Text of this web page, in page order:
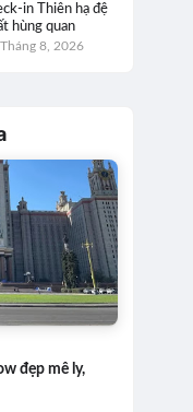
in Thiên hạ đệ
hùng quan
8, 2026
đẹp mê ly,